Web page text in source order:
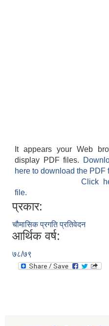
It appears your Web
display PDF files.
here to download the PDF
Click
file.
प्रकार:
चौमासिक प्रगति प्रतिवेदन
आर्थिक वर्ष:
७८/७९